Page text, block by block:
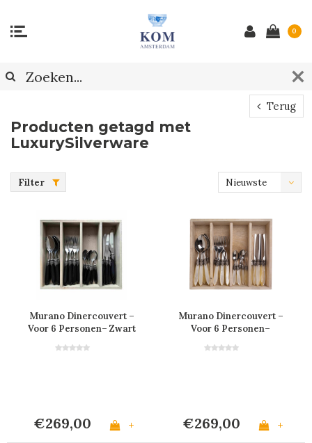
0
Terug
Producten getagd met
LuxurySilverware
Filter
Nieuwste
Murano Dinercouvert –
Voor 6 Personen– Zwart
€269,00 +
Murano Dinercouvert –
Voor 6 Personen–
€269,00 +